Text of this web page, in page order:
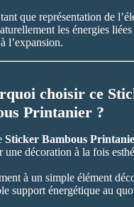
que représentation de
les énergies
l’expansion.
choisir ce
Printanier ?
Sticker Bambous
une décoration à la fois
à un simple élément
support énergétique au